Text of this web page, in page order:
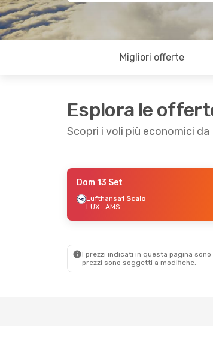
Migliori offerte
Esplora le
Scopri i voli più economici
- Gio 17 Set
Dom 13 Set
Lufthansa1 Scalo
LUX- AMS
I prezzi indicati in questa pagina
prezzi sono soggetti a modifiche.